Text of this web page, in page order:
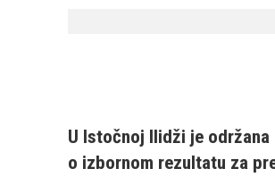
U Istočnoj Ilidži je
o izbornom rezultatu za